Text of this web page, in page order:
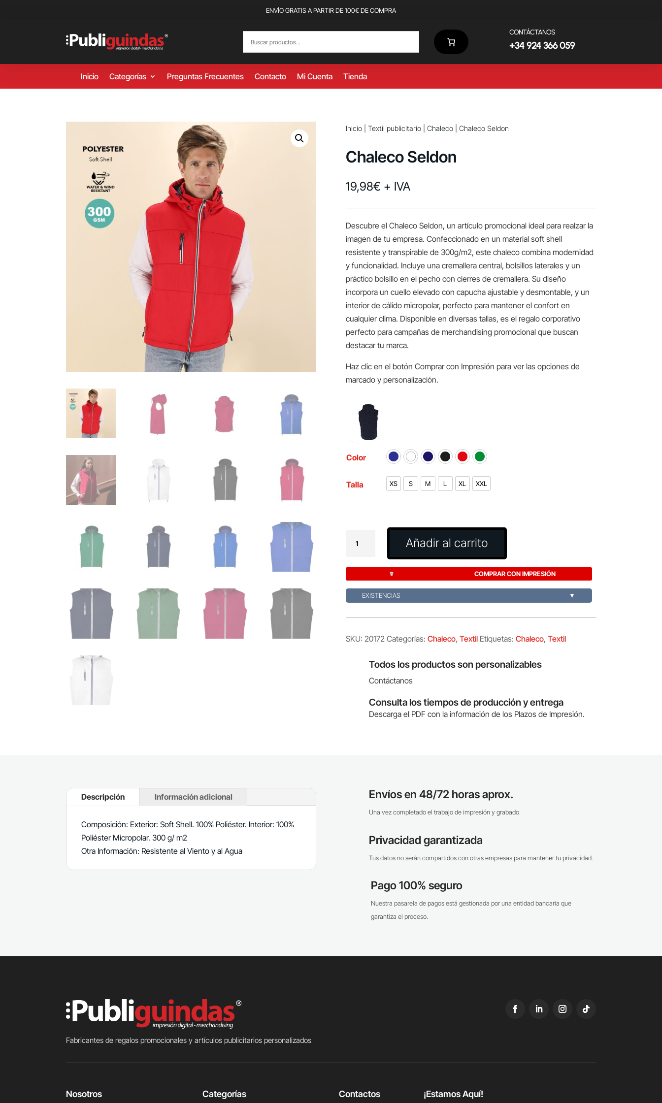
ENVÍO GRATIS A PARTIR DE 100€ DE COMPRA
CONTÁCTANOS
+34 924 366 059
Inicio Categorías Preguntas Frecuentes Contacto Mi Cuenta Tienda
Inicio| Textil publicitario| Chaleco| Chaleco Seldon
Chaleco Seldon
19,98€ + IVA
Descubre el Chaleco Seldon, un artículo promocional ideal para realzar la
imagen de tu empresa. Confeccionado en un material soft shell
resistente y transpirable de 300g/m2, este chaleco combina modernidad
y funcionalidad. Incluye una cremallera central, bolsillos laterales y un
práctico bolsillo en el pecho con cierres de cremallera. Su diseño
incorpora un cuello elevado con capucha ajustable y desmontable, y un
interior de cálido micropolar, perfecto para mantener el confort en
cualquier clima. Disponible en diversas tallas, es el regalo corporativo
perfecto para campañas de merchandising promocional que buscan
destacar tu marca.
Haz clic en el botón Comprar con Impresión para ver las opciones de
marcado y personalización.
Color
Talla XS S M L XL XXL
Seldon
Añadir al carrito
COMPRAR CON IMPRESIÓN
EXISTENCIAS ▼
SKU: 20172 Categorías: Chaleco, Textil Etiquetas: Chaleco, Textil
Todos los productos son personalizables
Contáctanos
Consulta los tiempos de producción y entrega
Descarga el PDF con la información de los Plazos de Impresión.
Descripción Información adicional
Composición: Exterior: Soft Shell. 100% Poliéster. Interior: 100%
Poliéster Micropolar. 300 g/ m2
Otra Información: Resistente al Viento y al Agua
Envíos en 48/72 horas aprox.
Una vez completado el trabajo de impresión y grabado.
Privacidad garantizada
Tus datos no serán compartidos con otras empresas para mantener tu privacidad.
Pago 100% seguro
Nuestra pasarela de pagos está gestionada por una entidad bancaria que
garantiza el proceso.
Fabricantes de regalos promocionales y artículos publicitarios personalizados
Nosotros Categorías Contactos ¡Estamos Aquí!